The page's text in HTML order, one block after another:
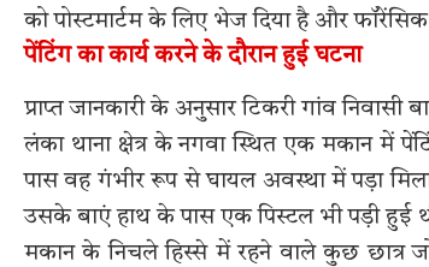
को पोस्टमार्टम के लिए भेज दिया है और
पेंटिंग का कार्य करने के दौरान हुई घटना
प्राप्त जानकारी के अनुसार टिकरी गांव
लंका थाना क्षेत्र के नगवा स्थित एक मकान में
पास वह गंभीर रूप से घायल अवस्था में पड़ा
उसके बाएं हाथ के पास एक पिस्टल भी पड़ी हुई
मकान के निचले हिस्से में रहने वाले कुछ छात्र जो